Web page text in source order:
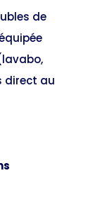
de
direct au